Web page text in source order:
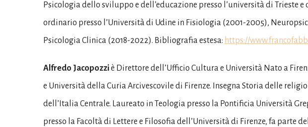
Psicologia dello sviluppo e dell’educazione presso l’università di Trieste e
ordinario presso l’Università di Udine in Fisiologia (2001-2005),
Psicologia Clinica (2018-2022). Bibliografia estesa: https://
Alfredo Jacopozziè Direttore dell’Ufficio Cultura e Università Nato a
e Università della Curia Arcivescovile di Firenze. Insegna Storia delle
dell’Italia Centrale. Laureato in Teologia presso la Pontificia Università
presso la Facoltà di Lettere e Filosofia dell’Università di Firenze, fa parte